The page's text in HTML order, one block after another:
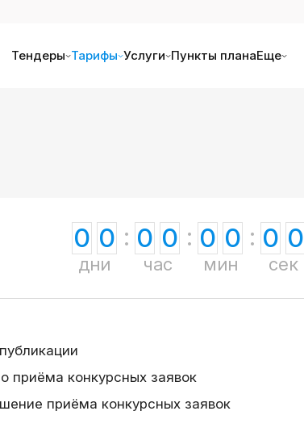
Тендеры Тарифы Услуги Пункты планаЕще
0 0
дни
0 0
час
0 0
мин
0 0
сек
приёма конкурсных заявок
приёма конкурсных заявок